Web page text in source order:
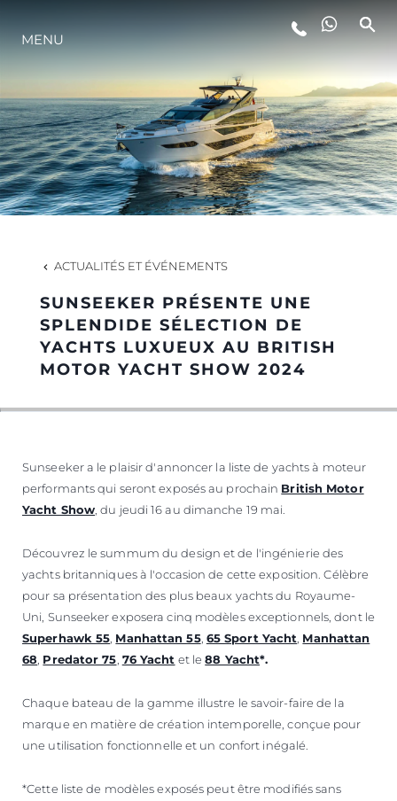
STYLE DE VIE
L'INNOVATION
LA SOCIÉTÉ
NOTRE ÉQUIPE
NOTRE HÉRITAGE
MENU
ACTUALITÉS ET ÉVÉNEMENTS
SUNSEEKER PRÉSENTE UNE
SPLENDIDE SÉLECTION DE
YACHTS LUXUEUX AU BRITISH
MOTOR YACHT SHOW 2024
Sunseeker a le plaisir d'annoncer la liste de yachts à moteur
performants qui seront exposés au prochain British Motor
Yacht Show , du jeudi 16 au dimanche 19 mai.
Découvrez le summum du design et de l'ingénierie des
yachts britanniques à l'occasion de cette exposition. Célèbre
pour sa présentation des plus beaux yachts du Royaume-
Uni, Sunseeker exposera cinq modèles exceptionnels, dont le
Superhawk 55 Manhattan 55, 65 Sport Yacht Manhattan
68 Predator 75 76 Yacht et le88 Yacht*.
Chaque bateau de la gamme illustre le savoir-faire de la
marque en matière de création intemporelle, conçue pour
une utilisation fonctionnelle et un confort inégalé.
*Cette liste de modèles exposés peut être modifiés sans